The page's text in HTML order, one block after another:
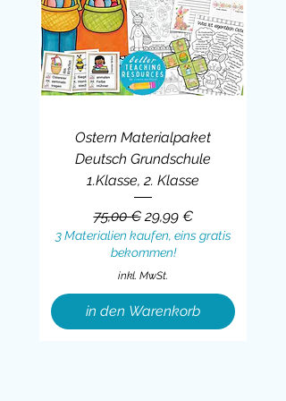
Ostern Materialpaket
Deutsch Grundschule
1.Klasse, 2. Klasse
Standardpreis
75,00 € Sale-Preis
29,99 €
3 Materialien kaufen, eins gratis
bekommen!
inkl. MwSt.
in den Warenkorb